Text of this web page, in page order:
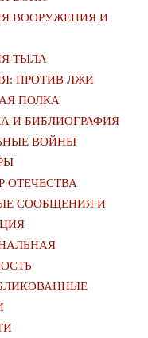
ВООРУЖЕНИЯ И
ТЫЛА
ПРОТИВ ЛЖИ
ПОЛКА
И БИБЛИОГРАФИЯ
ВОЙНЫ
ОТЕЧЕСТВА
СООБЩЕНИЯ И